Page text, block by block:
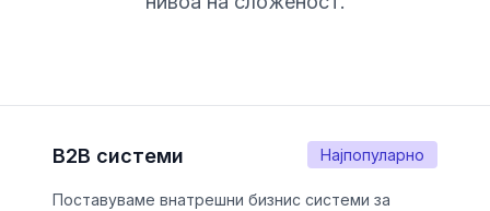
Најпопуларно
B2B системи
Поставуваме внатрешни бизнис системи за